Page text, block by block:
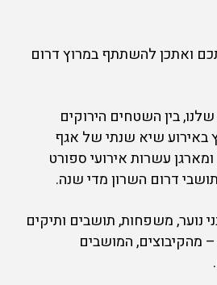
ואתכן להשתתף במרוץ דרום
בין השטחים הירוקים
באירוע שיא שנתי של אגף
עשרות אירועי ספורט
דרום השרון מדי שנה.
נוער, משפחות, תושבים ותיקים
מהקיבוצים, המושבים